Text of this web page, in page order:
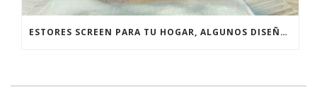
ESTORES SCREEN PARA TU HOGAR, ALGUNOS DISEÑOS FANTÁSTICOS